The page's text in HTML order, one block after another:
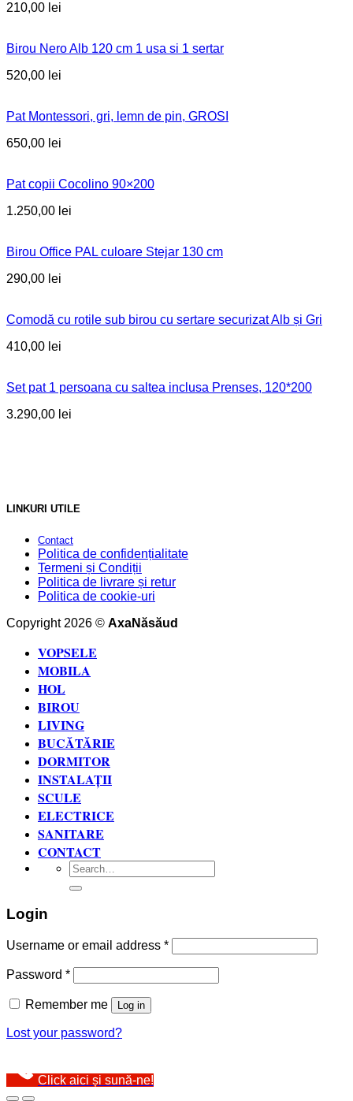
210,00 lei
Birou Nero Alb 120 cm 1 usa si 1 sertar
520,00 lei
Pat Montessori, gri, lemn de pin, GROSI
650,00 lei
Pat copii Cocolino 90×200
1.250,00 lei
Birou Office PAL culoare Stejar 130 cm
290,00 lei
Comodă cu rotile sub birou cu sertare securizat Alb și Gri
410,00 lei
Set pat 1 persoana cu saltea inclusa Prenses, 120*200
3.290,00 lei
LINKURI UTILE
Contact
Politica de confidențialitate
Termeni și Condiții
Politica de livrare și retur
Politica de cookie-uri
Copyright 2026 © AxaNăsăud
VOPSELE
MOBILA
HOL
BIROU
LIVING
BUCĂTĂRIE
DORMITOR
INSTALAȚII
SCULE
ELECTRICE
SANITARE
CONTACT
Search
for:
Login
Username or email address *
Password *
Remember me Log in
Lost your password?
Click aici și sună-ne!